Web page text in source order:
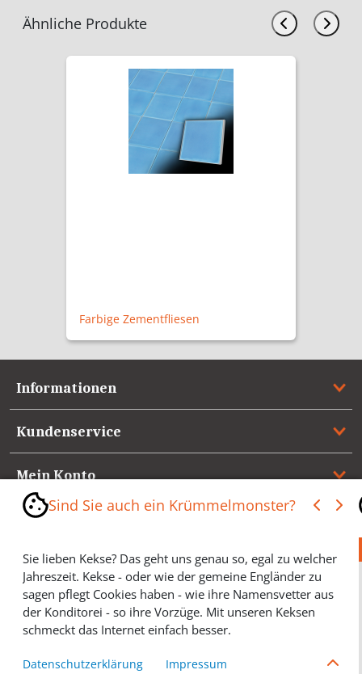
Ähnliche Produkte
Schlüssellochrosette NM4341PZ
Informationen
Kundenservice
Mein Konto
Referenzen
Medienspiegel & Presseinformationen
*** Vertrag widerrufen ***
Sind Sie auch ein Krümmelmonster?
Sie lieben Kekse? Das geht uns genau so, egal zu welcher
Jahreszeit. Kekse - oder wie der gemeine Engländer zu
sagen pflegt Cookies haben - wie ihre Namensvetter aus
der Konditorei - so ihre Vorzüge. Mit unseren Keksen
schmeckt das Internet einfach besser.
Cookies helfen Ihnen, Ihre gewünschten Artikel schneller
Datenschutzerklärung Impressum